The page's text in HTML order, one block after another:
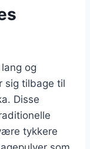
og
sig tilbage til
Disse
tykkere